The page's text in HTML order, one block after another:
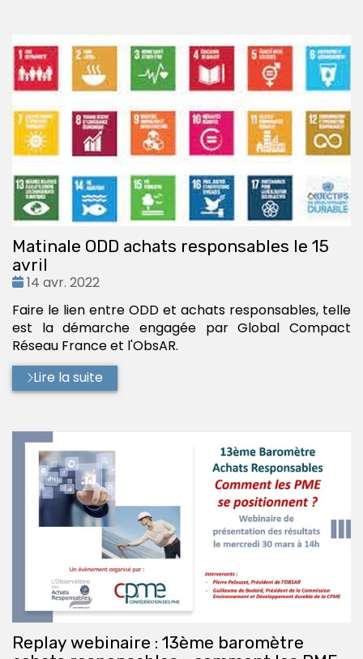
Matinale ODD achats responsables le 15
avril
Date
14 avr. 2022
Faire le lien entre ODD et achats responsables, telle
est la démarche engagée par Global Compact
Réseau France et l'ObsAR.
Lire la suite
Replay webinaire : 13ème baromètre